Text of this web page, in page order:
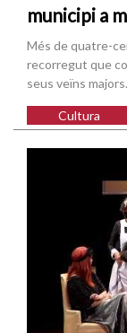
municipi a
Més de quatre-
recorregut que
seus veïns majors.
Cultura